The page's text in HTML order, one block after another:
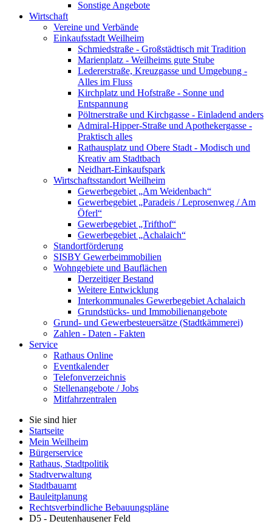
Sonstige Angebote
Wirtschaft
Vereine und Verbände
Einkaufsstadt Weilheim
Schmiedstraße - Großstädtisch mit Tradition
Marienplatz - Weilheims gute Stube
Ledererstraße, Kreuzgasse und Umgebung -
Alles im Fluss
Kirchplatz und Hofstraße - Sonne und
Entspannung
Pöltnerstraße und Kirchgasse - Einladend anders
Admiral-Hipper-Straße und Apothekergasse -
Praktisch alles
Rathausplatz und Obere Stadt - Modisch und
Kreativ am Stadtbach
Neidhart-Einkaufspark
Wirtschaftsstandort Weilheim
Gewerbegebiet „Am Weidenbach“
Gewerbegebiet „Paradeis / Leprosenweg / Am
Öferl“
Gewerbegebiet „Trifthof“
Gewerbegebiet „Achalaich“
Standortförderung
SISBY Gewerbeimmobilien
Wohngebiete und Bauflächen
Derzeitiger Bestand
Weitere Entwicklung
Interkommunales Gewerbegebiet Achalaich
Grundstücks- und Immobilienangebote
Grund- und Gewerbesteuersätze (Stadtkämmerei)
Zahlen - Daten - Fakten
Service
Rathaus Online
Eventkalender
Telefonverzeichnis
Stellenangebote / Jobs
Mitfahrzentralen
Sie sind hier
Startseite
Mein Weilheim
Bürgerservice
Rathaus, Stadtpolitik
Stadtverwaltung
Stadtbauamt
Bauleitplanung
Rechtsverbindliche Bebauungspläne
D5 - Deutenhausener Feld